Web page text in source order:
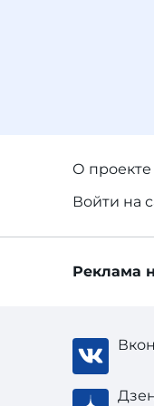
О проекте
Войти на
Реклама